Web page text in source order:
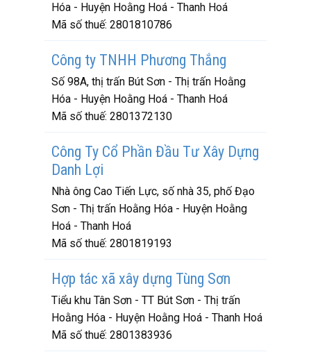
Hóa - Huyện Hoằng Hoá - Thanh Hoá
Mã số thuế: 2801810786
Công ty TNHH Phương Thắng
Số 98A, thị trấn Bút Sơn - Thị trấn Hoằng
Hóa - Huyện Hoằng Hoá - Thanh Hoá
Mã số thuế: 2801372130
Công Ty Cổ Phần Đầu Tư Xây Dựng
Danh Lợi
Nhà ông Cao Tiến Lực, số nhà 35, phố Đạo
Sơn - Thị trấn Hoằng Hóa - Huyện Hoằng
Hoá - Thanh Hoá
Mã số thuế: 2801819193
Hợp tác xã xây dựng Tùng Sơn
Tiểu khu Tân Sơn - TT Bút Sơn - Thị trấn
Hoằng Hóa - Huyện Hoằng Hoá - Thanh Hoá
Mã số thuế: 2801383936